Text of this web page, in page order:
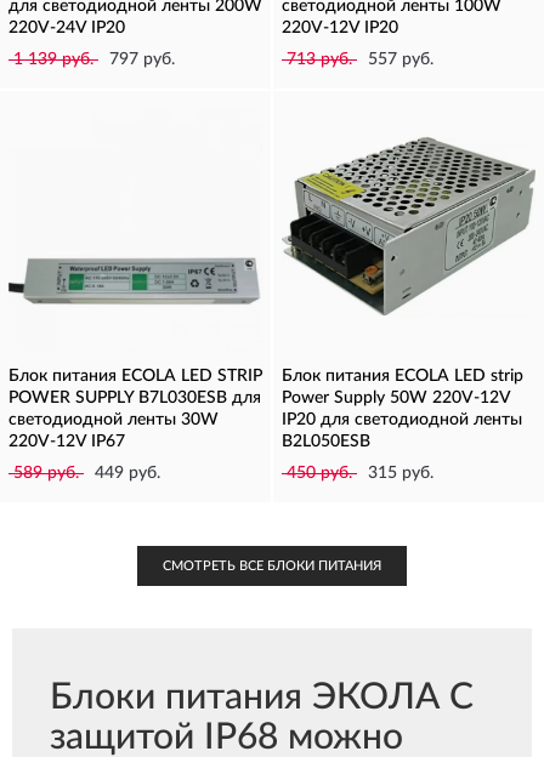
для светодиодной ленты 200W
220V-24V IP20
1 139 руб.
797 руб.
светодиодной ленты 100W
220V-12V IP20
713 руб.
557 руб.
Блок питания ECOLA LED STRIP
POWER SUPPLY B7L030ESB для
светодиодной ленты 30W
220V-12V IP67
589 руб.
449 руб.
Блок питания ECOLA LED strip
Power Supply 50W 220V-12V
IP20 для светодиодной ленты
B2L050ESB
450 руб.
315 руб.
СМОТРЕТЬ ВСЕ БЛОКИ ПИТАНИЯ
Блоки питания ЭКОЛА С
защитой IP68 можно